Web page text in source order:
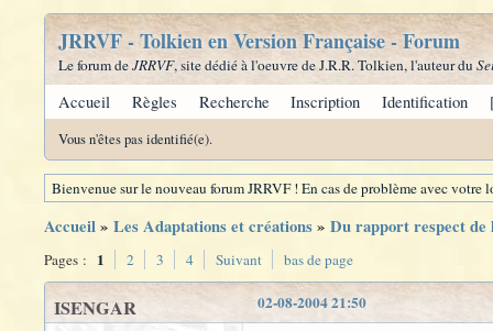
JRRVF - Tolkien en Version Française - Forum
Le forum deJRRVF, site dédié à l'oeuvre de J.R.R. Tolkien, l'auteur du
Accueil Règles Recherche Inscription Identification
Vous n'êtes pas identifié(e).
Bienvenue sur le nouveau forum JRRVF ! En cas de problème avec
Accueil» Les Adaptations et créations» Du rapport respect de
Pages : 1 2 3 4 Suivant bas de page
02-08-2004 21:50
ISENGAR